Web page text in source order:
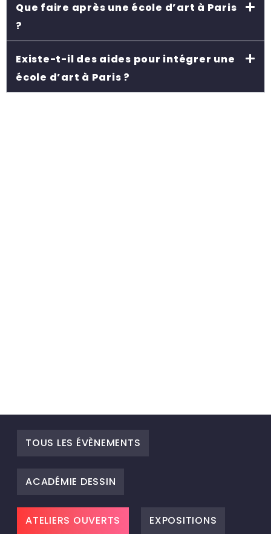
Que faire après une école d’art à Paris
?
Existe-t-il des aides pour intégrer une
école d’art à Paris ?
TOUS LES ÉVÈNEMENTS
ACADÉMIE DESSIN
ATELIERS OUVERTS EXPOSITIONS